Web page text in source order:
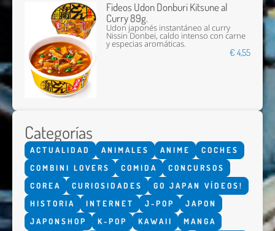
Fideos Udon Donburi Kitsune al
Curry 89g.
Udon japonés instantáneo al curry
Nissin Donbei, caldo intenso con carne
y especias aromáticas.
€ 4,55
Categorías
ACTUALIDAD ANIMALES ANIME
COCHES
COMBINI LOVERS
COMIDA
CONCURSOS
COREA
CURIOSIDADES
GO JAPAN VÍDEOS!
HISTORIA
INTERNET J-POP
JAPON
JAPONSHOP
K-POP KAWAII MANGA